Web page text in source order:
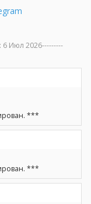
6 Июл 2026---------
***
***